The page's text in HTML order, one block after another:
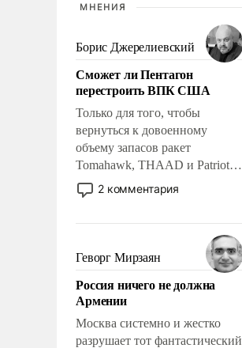
МНЕНИЯ
Борис Джерелиевский
Сможет ли Пентагон
перестроить ВПК США
Только для того, чтобы
вернуться к довоенному
объему запасов ракет
Tomahawk, THAAD и Patriot
США потребуется более трех
лет. Даже небольшая война с
Сложившаяся ситуация
означает многолетний период
уязвимости США, например,
перед Китаем.
2 комментария
Геворг Мирзаян
Россия ничего не должна
Армении
Москва системно и жестко
разрушает тот фантастический